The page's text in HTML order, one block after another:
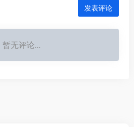
发表评论
暂无评论...